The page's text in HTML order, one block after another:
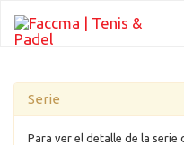
Serie
Para ver el detalle de la